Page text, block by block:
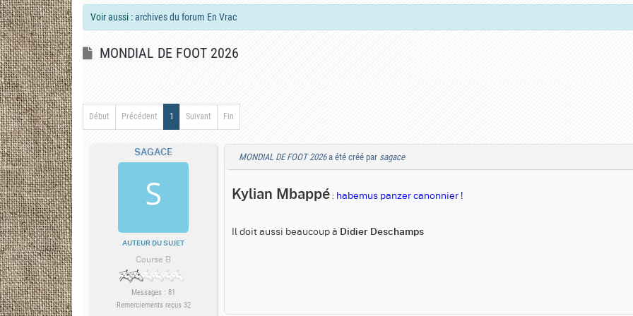
Voir aussi :archives du forum En Vrac
MONDIAL DE FOOT 2026
Début Précédent 1 Suivant Fin
SAGACE
AUTEUR DU SUJET
Course B
Messages : 81
Remerciements reçus 32
MONDIAL DE FOOT 2026a été créé par sagace
Kylian Mbappé: habemus panzer canonnier !
Il doit aussi beaucoup à Didier Deschamps